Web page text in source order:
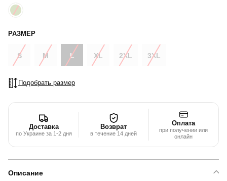
РАЗМЕР
S M L XL 2XL 3XL
Подобрать размер
Доставка
по Украине за 1-2 дня
Возврат
в течение 14 дней
Оплата
при получении или
онлайн
Описание